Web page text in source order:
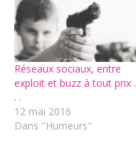
Réseaux sociaux, entre
exploit et buzz à tout prix .
. .
12 mai 2016
Dans "Humeurs"